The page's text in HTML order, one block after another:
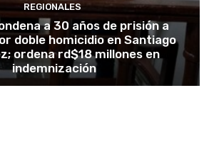
REGIONALES
a 30 años de prisión a
doble homicidio en Santiago
ordena rd$18 millones en
indemnización